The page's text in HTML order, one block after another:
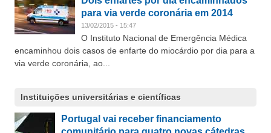
para via verde coronária em 2014
13/02/2015 - 15:47
O Instituto Nacional de Emergência Médica
encaminhou dois casos de enfarte do miocárdio por dia para a
via verde coronária, ao...
Instituições universitárias e científicas
Portugal vai receber financiamento